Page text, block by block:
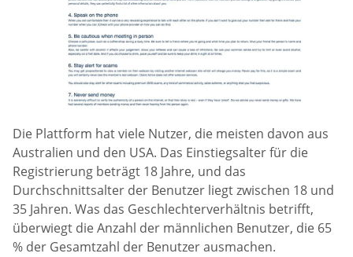
Die Plattform hat viele Nutzer, die meisten davon aus
Australien und den USA. Das Einstiegsalter für die
Registrierung beträgt 18 Jahre, und das
Durchschnittsalter der Benutzer liegt zwischen 18 und
35 Jahren. Was das Geschlechterverhältnis betrifft,
überwiegt die Anzahl der männlichen Benutzer, die 65
% der Gesamtzahl der Benutzer ausmachen.